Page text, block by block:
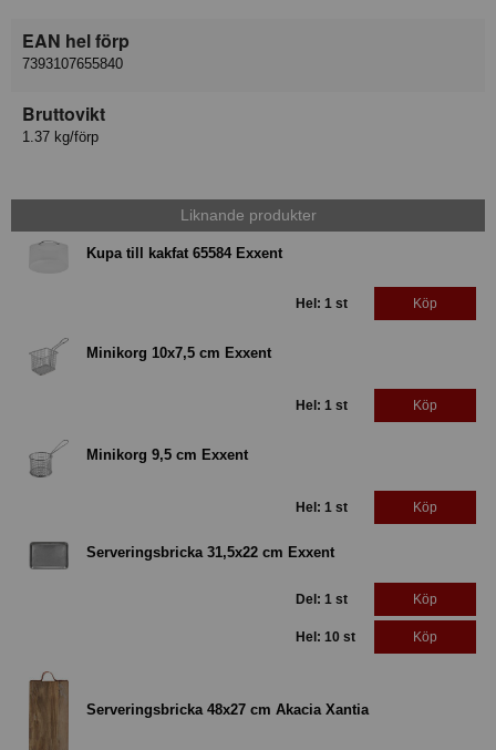
EAN hel förp
7393107655840
Bruttovikt
1.37 kg/förp
Liknande produkter
Kupa till kakfat 65584 Exxent
Hel: 1 st Köp
Minikorg 10x7,5 cm Exxent
Hel: 1 st Köp
Minikorg 9,5 cm Exxent
Hel: 1 st Köp
Serveringsbricka 31,5x22 cm Exxent
Del: 1 st Köp
Hel: 10 st Köp
Serveringsbricka 48x27 cm Akacia Xantia